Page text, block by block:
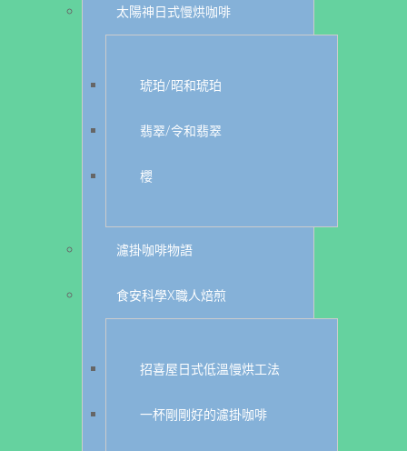
太陽神日式慢烘咖啡
琥珀/昭和琥珀
翡翠/令和翡翠
櫻
濾掛咖啡物語
食安科學X職人焙煎
招喜屋日式低溫慢烘工法
一杯剛剛好的濾掛咖啡